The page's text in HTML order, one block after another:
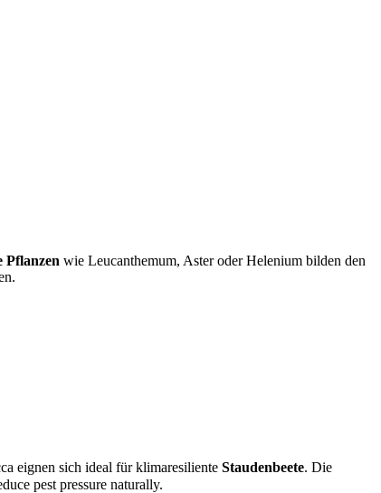
Pflanzen wie Leucanthemum, Aster oder Helenium bilden den
eignen sich ideal für klimaresiliente Staudenbeete. Die
pest pressure naturally.